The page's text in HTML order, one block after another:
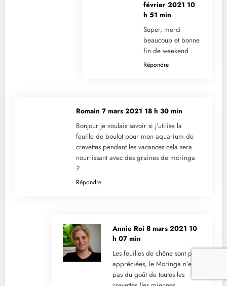
février 2021 10
h 51 min
Super, merci
beaucoup et bonne
fin de weekend
Répondre
Romain 7 mars 2021 18 h 30 min
Bonjour je voulais savoir si j’utilise la
feuille de boulot pour mon aquarium de
crevettes pendant les vacances cela sera
nourrissant avec des graines de moringa
?
Répondre
Annie Roi 8 mars 2021 10
h 07 min
Les feuilles de chêne sont plus
appréciées, le Moringa n’est
pas du goût de toutes les